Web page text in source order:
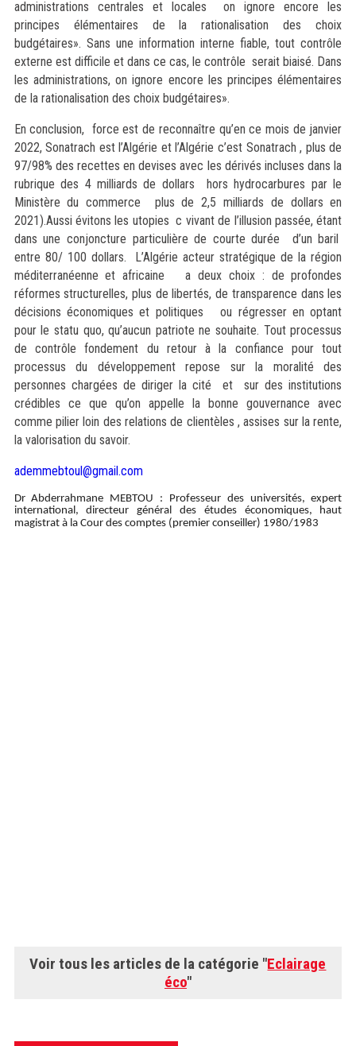
administrations centrales et locales on ignore encore les
principes élémentaires de la rationalisation des choix
budgétaires». Sans une information interne fiable, tout contrôle
externe est difficile et dans ce cas, le contrôle serait biaisé. Dans
les administrations, on ignore encore les principes élémentaires
de la rationalisation des choix budgétaires».
En conclusion, force est de reconnaître qu’en ce mois de janvier
2022, Sonatrach est l’Algérie et l’Algérie c’est Sonatrach , plus de
97/98% des recettes en devises avec les dérivés incluses dans la
rubrique des 4 milliards de dollars hors hydrocarbures par le
Ministère du commerce plus de 2,5 milliards de dollars en
2021).Aussi évitons les utopies c vivant de l’illusion passée, étant
dans une conjoncture particulière de courte durée d’un baril
entre 80/ 100 dollars. L’Algérie acteur stratégique de la région
méditerranéenne et africaine a deux choix : de profondes
réformes structurelles, plus de libertés, de transparence dans les
décisions économiques et politiques ou régresser en optant
pour le statu quo, qu’aucun patriote ne souhaite. Tout processus
de contrôle fondement du retour à la confiance pour tout
processus du développement repose sur la moralité des
personnes chargées de diriger la cité et sur des institutions
crédibles ce que qu’on appelle la bonne gouvernance avec
comme pilier loin des relations de clientèles , assises sur la rente,
la valorisation du savoir.
ademmebtoul@gmail.com
Dr Abderrahmane MEBTOU : Professeur des universités, expert
international, directeur général des études économiques, haut
magistrat à la Cour des comptes (premier conseiller) 1980/1983
Voir tous les articles de la catégorie "Eclairage
éco"